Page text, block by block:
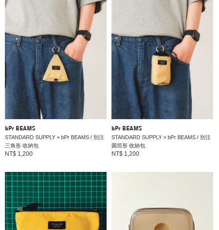
bPr BEAMS
STANDARD SUPPLY × bPr BEAMS / 別注
三角形 收納包
NT$ 1,200
bPr BEAMS
STANDARD SUPPLY × bPr BEAMS / 別注
圓筒形 收納包
NT$ 1,200